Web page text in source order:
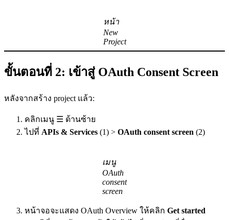
หน้า
New
Project
ขั้นตอนที่ 2: เข้าสู่ OAuth Consent Screen
หลังจากสร้าง project แล้ว:
คลิกเมนู ☰ ด้านซ้าย
ไปที่ APIs & Services (1) > OAuth consent screen (2)
เมนู
OAuth
consent
screen
หน้าจอจะแสดง OAuth Overview ให้คลิก Get started